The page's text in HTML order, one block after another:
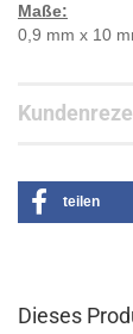
Maße:
0,9 mm x 10
teilen
Dieses